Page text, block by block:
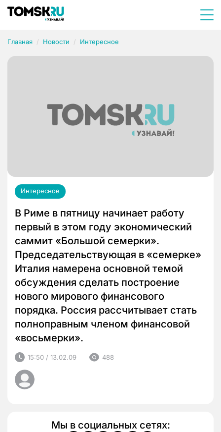
Главная Новости Интересное
Интересное
В Риме в пятницу начинает работу
первый в этом году экономический
саммит «Большой семерки».
Председательствующая в «семерке»
Италия намерена основной темой
обсуждения сделать построение
нового мирового финансового
порядка. Россия рассчитывает стать
полноправным членом финансовой
«восьмерки».
15:50 / 13.02.09 488
Мы в социальных сетях: